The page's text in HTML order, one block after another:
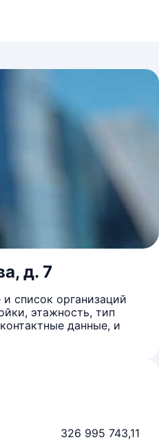
д. 7
список организаций
этажность, тип
данные, и
326 995 743,11